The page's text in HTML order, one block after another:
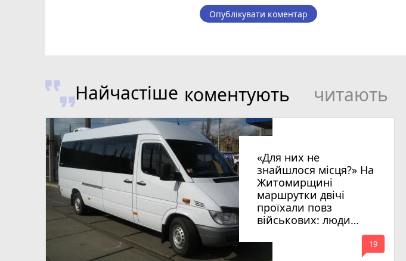
Опублікувати коментар
Найчастіше коментують читають
«Для них не
знайшлося місця?» На
Житомирщині
маршрутки двічі
проїхали повз
військових: люди
вимагають покарати
винних
mode_comment
19